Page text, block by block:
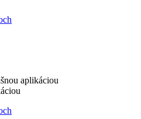
aplikáciou